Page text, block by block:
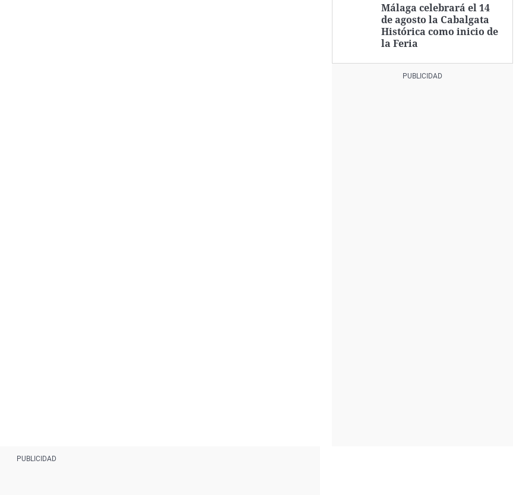
ASOCIACIÓN ZEGRÍ
Málaga celebrará el 14
de agosto la Cabalgata
Histórica como inicio de
la Feria